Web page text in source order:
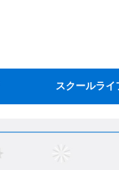
スクールライ